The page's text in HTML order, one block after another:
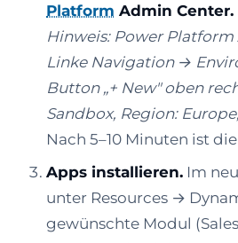
Platform Admin Center.
Hinweis: Power
Linke Navigation →
Button „+ New" oben
Sandbox, Region: Europe,
Nach 5–10 Minuten ist
Apps installieren. Im
unter Resources →
gewünschte Modul